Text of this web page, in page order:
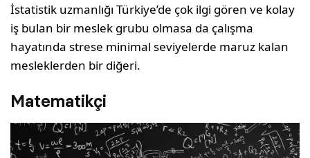
İstatistik uzmanlığı Türkiye’de çok ilgi gören ve kolay
iş bulan bir meslek grubu olmasa da çalışma
hayatında strese minimal seviyelerde maruz kalan
mesleklerden bir diğeri.
Matematikçi